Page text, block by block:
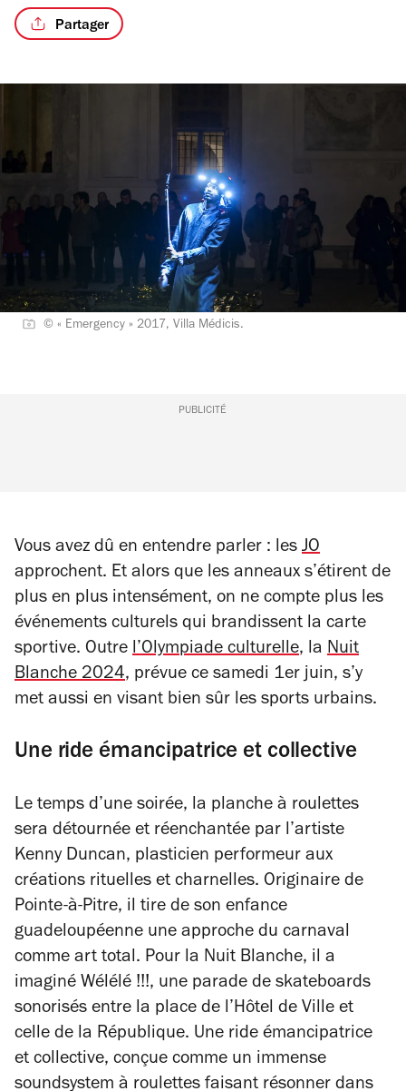
Partager
© « Emergency » 2017, Villa Médicis.
PUBLICITÉ
Vous avez dû en entendre parler : les JO
approchent. Et alors que les anneaux s’étirent de
plus en plus intensément, on ne compte plus les
événements culturels qui brandissent la carte
sportive. Outre l’Olympiade culturelle, la Nuit
Blanche 2024, prévue ce samedi 1er juin, s’y
met aussi en visant bien sûr les sports urbains.
Une ride émancipatrice et collective
Le temps d’une soirée, la planche à roulettes
sera détournée et réenchantée par l’artiste
Kenny Duncan, plasticien performeur aux
créations rituelles et charnelles. Originaire de
Pointe-à-Pitre, il tire de son enfance
guadeloupéenne une approche du carnaval
comme art total. Pour la Nuit Blanche, il a
imaginé Wélélé !!!, une parade de skateboards
sonorisés entre la place de l’Hôtel de Ville et
celle de la République. Une ride émancipatrice
et collective, conçue comme un immense
soundsystem à roulettes faisant résonner dans